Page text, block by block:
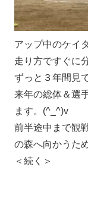
アップ中のケイタ
走り方ですぐに
ずっと３年間見
来年の総体＆選
ます。(^_^)v
前半途中まで観
の森へ向かうた
＜続く＞